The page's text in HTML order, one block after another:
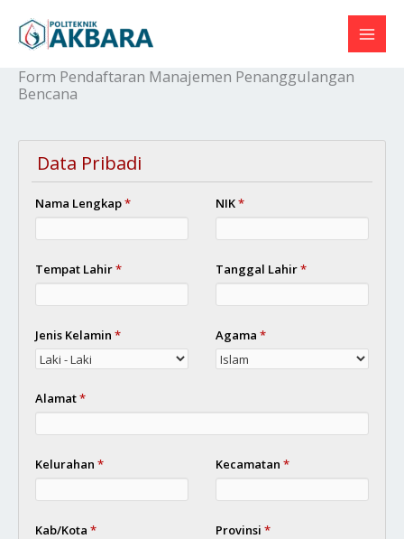
Form Pendaftaran Manajemen Penanggulangan
Bencana
Data Pribadi
Nama Lengkap* NIK*
Tempat Lahir* Tanggal Lahir*
Jenis Kelamin * Agama*
Alamat*
Kelurahan * Kecamatan*
Kab/Kota * Provinsi*